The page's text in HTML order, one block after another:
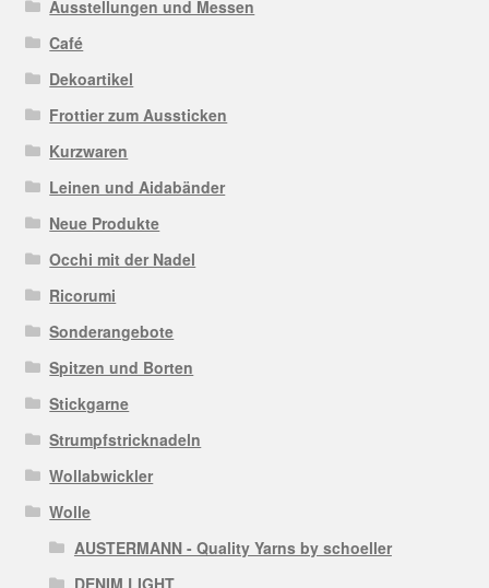
Ausstellungen und Messen
Café
Dekoartikel
Frottier zum Aussticken
Kurzwaren
Leinen und Aidabänder
Neue Produkte
Occhi mit der Nadel
Ricorumi
Sonderangebote
Spitzen und Borten
Stickgarne
Strumpfstricknadeln
Wollabwickler
Wolle
AUSTERMANN - Quality Yarns by schoeller